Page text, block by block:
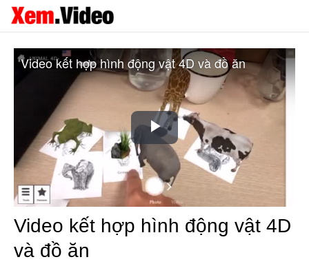
Play
Video
Video kết hợp hình động vật 4D và đồ ăn
Video kết hợp hình động vật 4D
và đồ ăn